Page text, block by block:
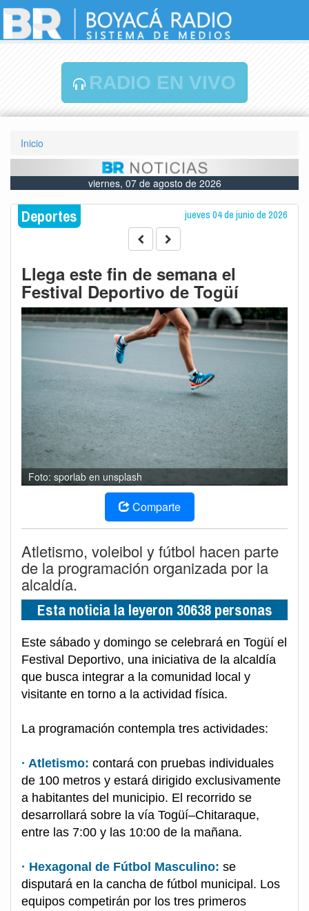
RADIO EN VIVO
Inicio
viernes, 07 de agosto de 2026
Deportes jueves 04 de junio de 2026
Llega este fin de semana el
Festival Deportivo de Togüí
Foto: sporlab en unsplash
Comparte
Atletismo, voleibol y fútbol hacen parte
de la programación organizada por la
alcaldía.
Esta noticia la leyeron 30638 personas
Este sábado y domingo se celebrará en Togüí el
Festival Deportivo, una iniciativa de la alcaldía
que busca integrar a la comunidad local y
visitante en torno a la actividad física.
La programación contempla tres actividades:
· Atletismo: contará con pruebas individuales
de 100 metros y estará dirigido exclusivamente
a habitantes del municipio. El recorrido se
desarrollará sobre la vía Togüí–Chitaraque,
entre las 7:00 y las 10:00 de la mañana.
· Hexagonal de Fútbol Masculino: se
disputará en la cancha de fútbol municipal. Los
equipos competirán por los tres primeros